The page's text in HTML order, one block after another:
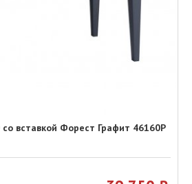
вставкой Форест Графит 46160Р